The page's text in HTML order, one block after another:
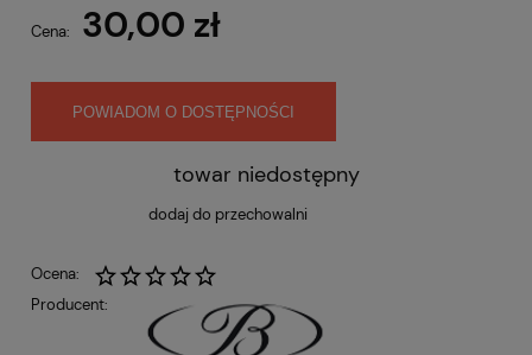
Cena: 30,00 zł
POWIADOM O DOSTĘPNOŚCI
towar niedostępny
dodaj do przechowalni
Ocena:
Producent: